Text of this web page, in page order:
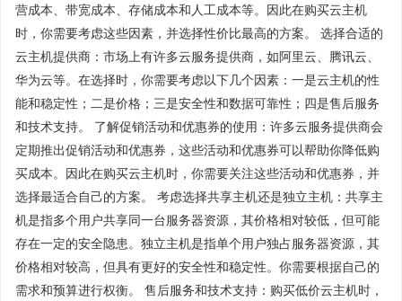
营成本、带宽成本、存储成本和人工成本等。因此在购买云主机
时，你需要考虑这些因素，并选择性价比最高的方案。 选择合适的
云主机提供商：市场上有许多云服务提供商，如阿里云、腾讯云、
华为云等。在选择时，你需要考虑以下几个因素：一是云主机的性
能和稳定性；二是价格；三是安全性和数据可靠性；四是售后服务
和技术支持。 了解促销活动和优惠券的使用：许多云服务提供商会
定期推出促销活动和优惠券，这些活动和优惠券可以帮助你降低购
买成本。因此在购买云主机时，你需要关注这些活动和优惠券，并
选择最适合自己的方案。 考虑选择共享主机还是独立主机：共享主
机是指多个用户共享同一台服务器资源，其价格相对较低，但可能
存在一定的安全隐患。独立主机是指单个用户独占服务器资源，其
价格相对较高，但具有更好的安全性和稳定性。你需要根据自己的
需求和预算进行权衡。 售后服务和技术支持：购买低价云主机时，